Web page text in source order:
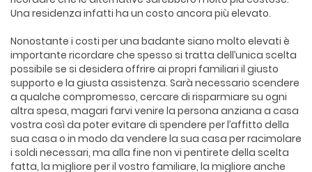
Una residenza infatti ha un costo ancora più elevato.
Nonostante i costi per una badante siano molto elevati è
importante ricordare che spesso si tratta dell’unica scelta
possibile se si desidera offrire ai propri familiari il giusto
supporto e la giusta assistenza. Sarà necessario scendere
a qualche compromesso, cercare di risparmiare su ogni
altra spesa, magari farvi venire la persona anziana a casa
vostra così da poter evitare di spendere per l’affitto della
sua casa o in modo da vendere la sua casa per racimolare
i soldi necessari, ma alla fine non vi pentirete della scelta
fatta, la migliore per il vostro familiare, la migliore anche